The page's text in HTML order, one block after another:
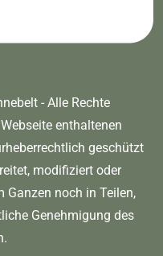
- Alle Rechte
enthaltenen
geschützt
modifiziert oder
Ganzen noch in Teilen,
Genehmigung des